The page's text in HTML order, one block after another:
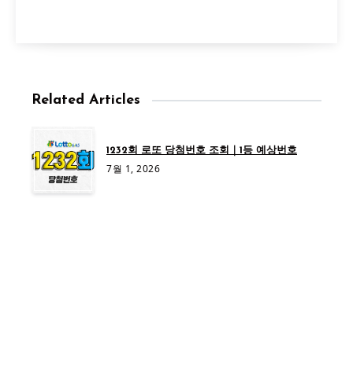
Related Articles
1232회 로또 당첨번호 조회｜1등 예상번호
7월 1, 2026